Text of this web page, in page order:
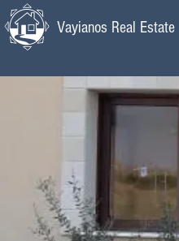
Vayianos Real Estate